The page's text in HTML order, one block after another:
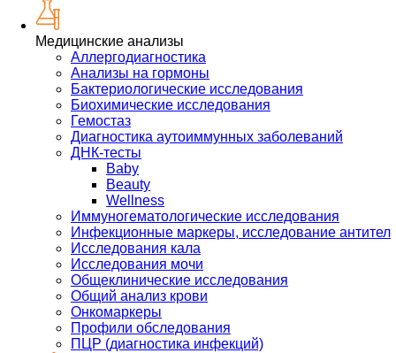
Медицинские анализы
Аллергодиагностика
Анализы на гормоны
Бактериологические исследования
Биохимические исследования
Гемостаз
Диагностика аутоиммунных заболеваний
ДНК-тесты
Baby
Beauty
Wellness
Иммуногематологические исследования
Инфекционные маркеры, исследование антител
Исследования кала
Исследования мочи
Общеклинические исследования
Общий анализ крови
Онкомаркеры
Профили обследования
ПЦР (диагностика инфекций)